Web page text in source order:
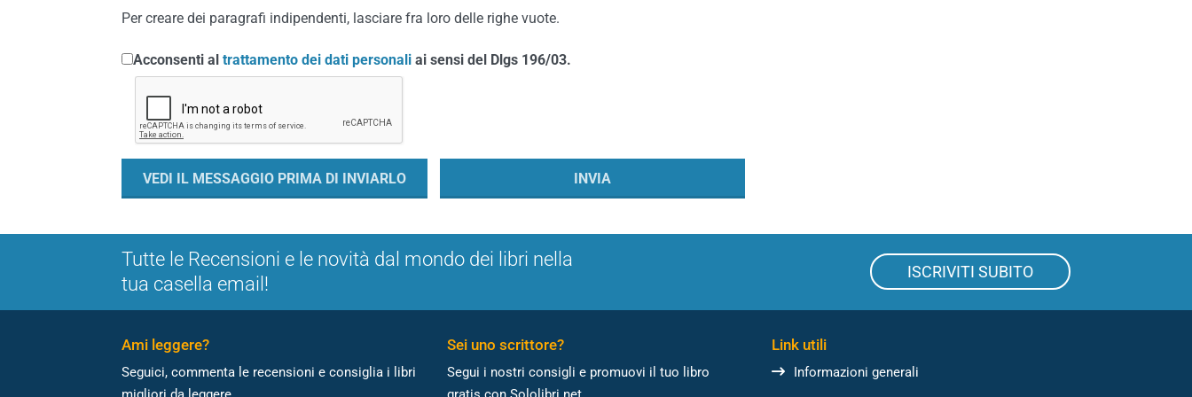
Per creare dei paragrafi indipendenti, lasciare fra loro delle righe vuote.
Acconsenti al trattamento dei dati personali ai sensi del Dlgs 196/03.
Tutte le Recensioni e le novità dal mondo dei libri nella
tua casella email!
ISCRIVITI SUBITO
Ami leggere?
Seguici, commenta le recensioni e consiglia i libri
Sei uno scrittore?
Segui i nostri consigli e promuovi il tuo libro
Link utili
Informazioni generali